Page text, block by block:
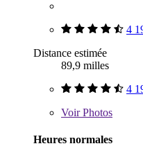
4
Distance estimée
89,9 milles
4
VoirPhotos
Heures normales